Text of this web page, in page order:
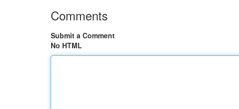
Comments
Submit a Comment
No HTML